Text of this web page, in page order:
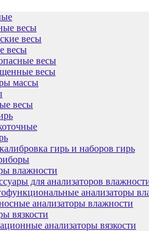
весы
весы
весы
весы
весы
массы
весы
гирь и наборов гирь
влажности
для анализаторов
анализаторы
анализаторы влажности
вязкости
анализаторы вязкости